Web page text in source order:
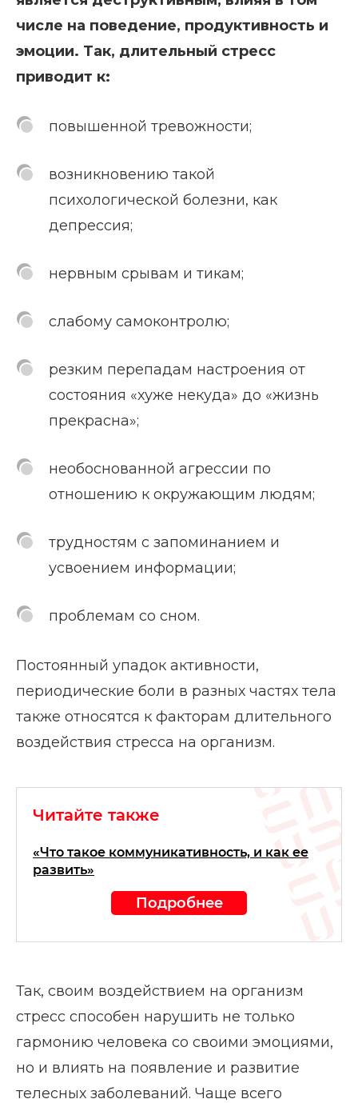
числе на поведение, продуктивность и
эмоции. Так, длительный стресс
приводит к:
повышенной тревожности;
возникновению такой
психологической болезни, как
депрессия;
нервным срывам и тикам;
слабому самоконтролю;
резким перепадам настроения от
состояния «хуже некуда» до «жизнь
прекрасна»;
необоснованной агрессии по
отношению к окружающим людям;
трудностям с запоминанием и
усвоением информации;
проблемам со сном.
Постоянный упадок активности,
периодические боли в разных частях тела
также относятся к факторам длительного
воздействия стресса на организм.
Читайте также
«Что такое коммуникативность, и как ее
развить»
Подробнее
Так, своим воздействием на организм
стресс способен нарушить не только
гармонию человека со своими эмоциями,
но и влиять на появление и развитие
телесных заболеваний. Чаще всего